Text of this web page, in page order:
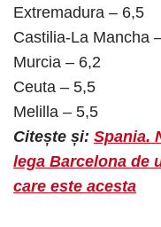
Extremadura – 6,5
Castilia-La Mancha
Murcia – 6,2
Ceuta – 5,5
Melilla – 5,5
Citește și: Spania.
lega Barcelona de
care este acesta